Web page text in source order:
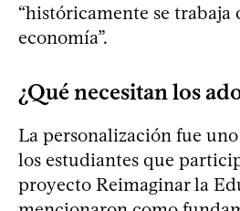
“históricamente se trabaja
economía”.
¿Qué necesitan los
La personalización fue
los estudiantes que
proyecto Reimaginar la